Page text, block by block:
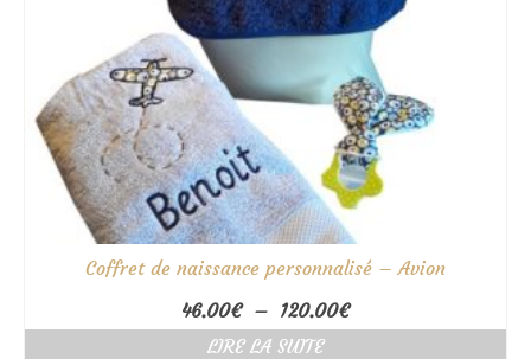
Coffret de naissance personnalisé – Avion
46.00€ – 120.00€Plage
de
LIRE LA SUITE